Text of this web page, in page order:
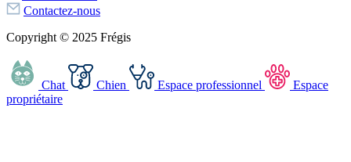
Contactez-nous
Copyright © 2025 Frégis
Chat Chien Espace professionnel
Espace
propriétaire